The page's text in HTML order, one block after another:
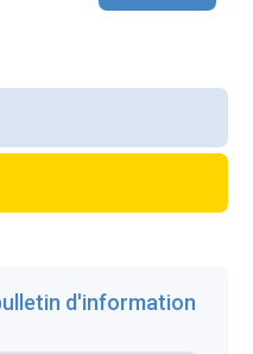
d'information